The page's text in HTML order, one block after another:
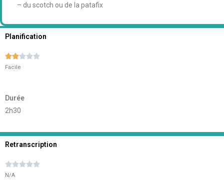
– du scotch ou de la patafix
Planification

Facile
Durée
2h30
Retranscription

N/A